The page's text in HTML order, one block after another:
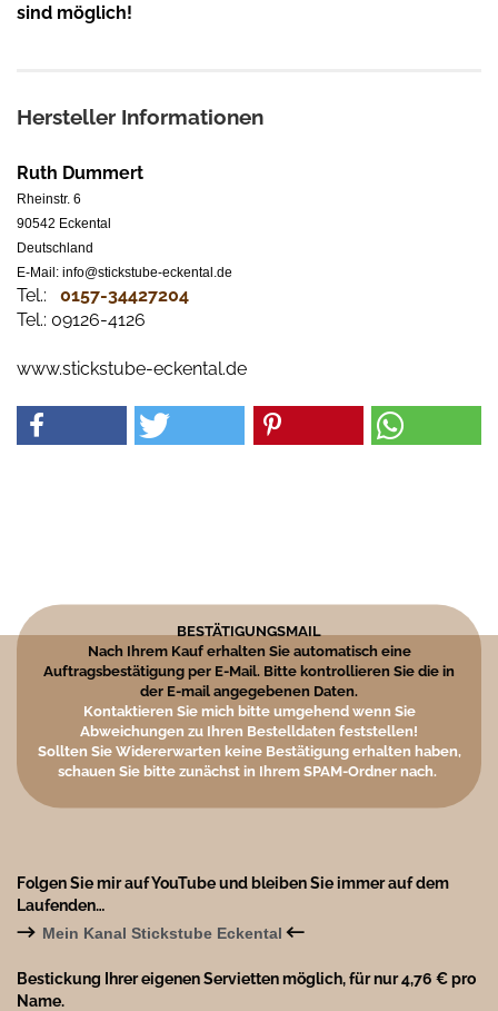
sind möglich!
Hersteller Informationen
Ruth Dummert
Rheinstr. 6
90542 Eckental
Deutschland
E-Mail: info@stickstube-eckental.de
Tel.: 0157-34427204​
Tel.: 09126-4126
www.stickstube-eckental.de
BESTÄTIGUNGSMAIL
Nach Ihrem Kauf erhalten Sie automatisch eine
Auftragsbestätigung per E-Mail. Bitte kontrollieren Sie die in
der E-mail angegebenen Daten.
Kontaktieren Sie mich bitte umgehend wenn Sie
Abweichungen zu Ihren Bestelldaten feststellen!
Sollten Sie Widererwarten keine Bestätigung erhalten haben,
schauen Sie bitte zunächst in Ihrem SPAM-Ordner nach.
Folgen Sie mir auf YouTube und bleiben Sie immer auf dem
Laufenden…
→ Mein Kanal Stickstube Eckental ←
Bestickung Ihrer eigenen Servietten möglich, für nur 4,76 € pro
Name.